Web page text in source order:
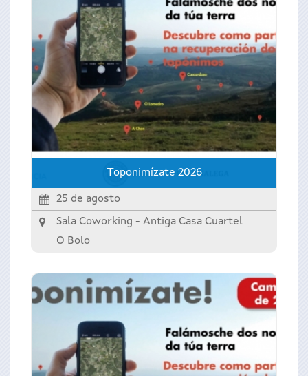
Toponimízate 2026
25 de agosto
Sala Coworking - Antiga Casa Cuartel
O Bolo